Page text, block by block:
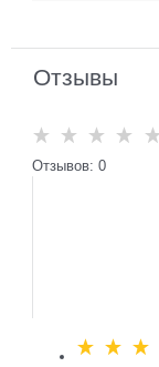
Отзывы
Отзывов: 0